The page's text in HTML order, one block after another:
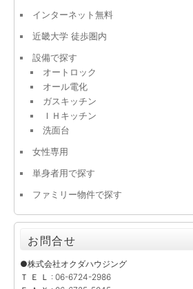
インターネット無料
近畿大学 徒歩圏内
設備で探す
オートロック
オール電化
ガスキッチン
ＩＨキッチン
洗面台
女性専用
単身者用で探す
ファミリー物件で探す
お問合せ
●株式会社オクダハウジング
Ｔ Ｅ Ｌ : 06-6724-2986